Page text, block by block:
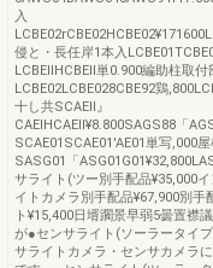
入
侵と・長任岸1本入
LCBEllHCBEll単0.900編助柱取付
LCBE02LCBE028CBE92鶏
十し共SCAEll』
CAElHCAEll¥8.800SAGS88「
SCAE01SCAE01'AE01単写,000
SASG01「
サライト(ツー別手配品¥35,000
イトカメラ別手配品¥67,900別手
ト¥15,400日壻躙景早弱5曇置襟
が●センサライト(ソーラータイ
サライトカメラ・センサカメラ